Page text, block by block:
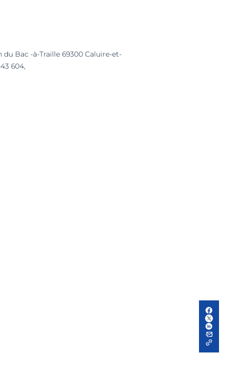
du Bac -à-Traille 69300 Caluire-et-
604,